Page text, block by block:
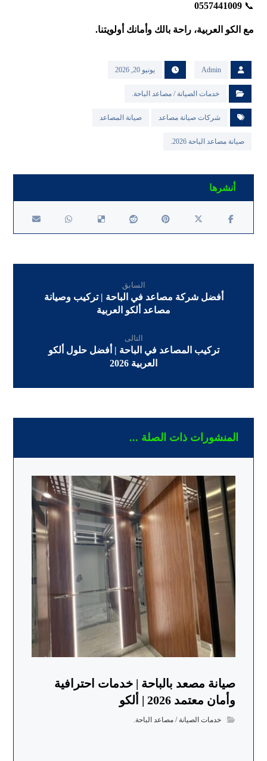
📞
0557441009
مع الكو العربية، راحة بالك وأمانك أولويتنا.
Admin يونيو 20, 2026
خدمات الصيانة / مصاعد الباحة.
شركات صيانة مصاعد صيانة المصاعد
صيانة مصاعد الباحة 2026.
السابق
أفضل شركة مصاعد في الباحة | تركيب وصيانة
مصاعد ألكو العربية
التالى
تركيب المصاعد في الباحة | أفضل حلول ألكو
العربية 2026
المنشورات ذات الصلة ...
صيانة مصعد بالباحة | خدمات احترافية
وأمان معتمد 2026 | ألكو
خدمات الصيانة / مصاعد الباحة.